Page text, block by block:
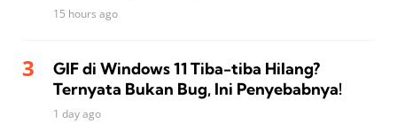
15 hours ago
GIF di Windows 11 Tiba-tiba Hilang?
Ternyata Bukan Bug, Ini Penyebabnya!
1 day ago